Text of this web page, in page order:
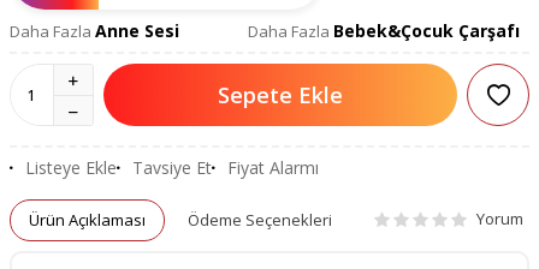
Daha Fazla Anne Sesi Daha Fazla Bebek&Çocuk Çarşafı
Sepete Ekle
Listeye Ekle Tavsiye Et Fiyat Alarmı
Ürün Açıklaması Ödeme Seçenekleri Yorum